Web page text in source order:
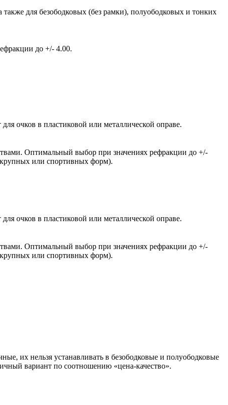
для безободковых (без рамки), полуободковых и тонких
до +/- 4.00.
очков в пластиковой или металлической оправе.
Оптимальный выбор при значениях рефракции до +/-
крупных или спортивных форм).
очков в пластиковой или металлической оправе.
Оптимальный выбор при значениях рефракции до +/-
крупных или спортивных форм).
их нельзя устанавливать в безободковые и полуободковые
вариант по соотношению «цена-качество».